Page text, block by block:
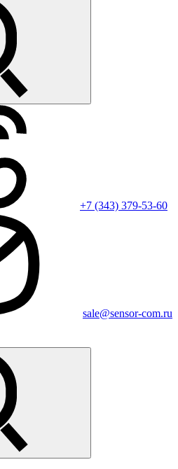
+7 (343) 379-53-60
sale@sensor-com.ru